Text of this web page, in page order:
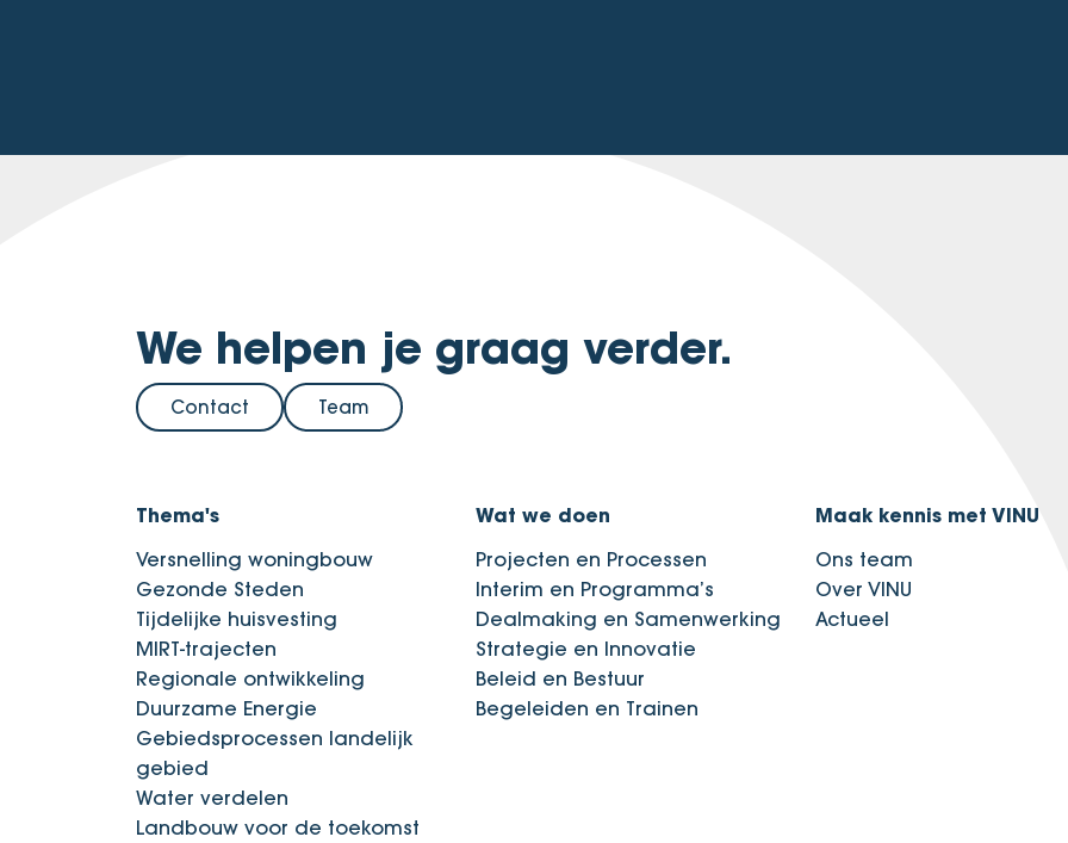
We helpen je graag verder.
Contact Team
Thema's
Versnelling woningbouw
Gezonde Steden
Tijdelijke huisvesting
MIRT-trajecten
Regionale ontwikkeling
Duurzame Energie
Gebiedsprocessen landelijk
gebied
Water verdelen
Landbouw voor de toekomst
Wat we doen
Projecten en Processen
Interim en Programma’s
Dealmaking en Samenwerking
Strategie en Innovatie
Beleid en Bestuur
Begeleiden en Trainen
Maak kennis met VINU
Ons team
Over VINU
Actueel